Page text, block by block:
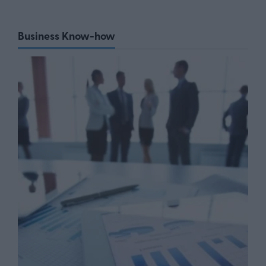
Business Know-how